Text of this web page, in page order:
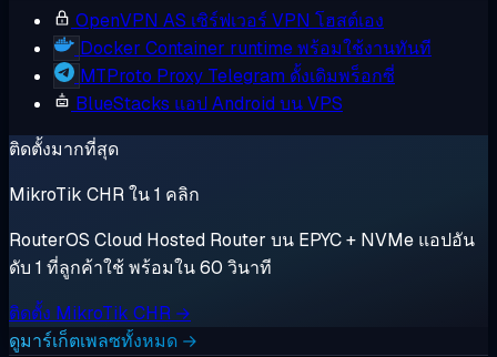
OpenVPN AS เซิร์ฟเวอร์ VPN โฮสต์เอง
Docker Container runtime พร้อมใช้งานทันที
MTProto Proxy Telegram ดั้งเดิมพร็อกซี่
BlueStacks แอป Android บน VPS
ติดตั้งมากที่สุด
MikroTik CHR ใน 1 คลิก
RouterOS Cloud Hosted Router บน EPYC + NVMe แอปอัน
ดับ 1 ที่ลูกค้าใช้ พร้อมใน 60 วินาที
ติดตั้ง MikroTik CHR →
ดูมาร์เก็ตเพลซทั้งหมด →